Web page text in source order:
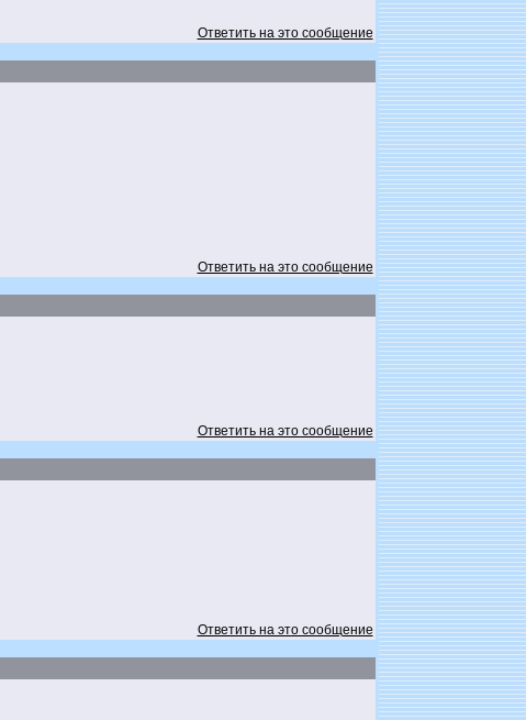
Ответить на это сообщение
Ответить на это сообщение
Ответить на это сообщение
Ответить на это сообщение